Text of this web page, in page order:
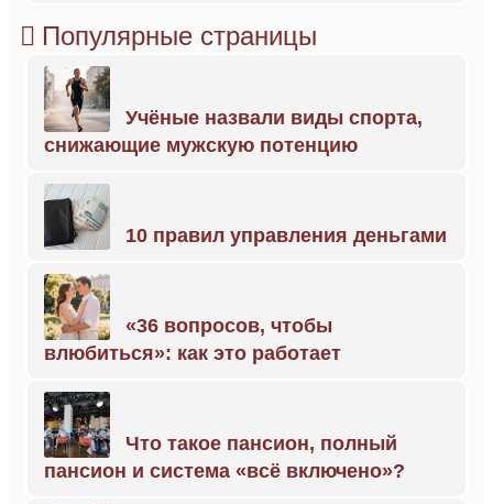
Популярные страницы
Учёные назвали виды спорта,
снижающие мужскую потенцию
10 правил управления деньгами
«36 вопросов, чтобы
влюбиться»: как это работает
Что такое пансион, полный
пансион и система «всё включено»?